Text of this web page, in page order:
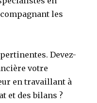
les
Devez-
votre
en travaillant à
et des bilans ?